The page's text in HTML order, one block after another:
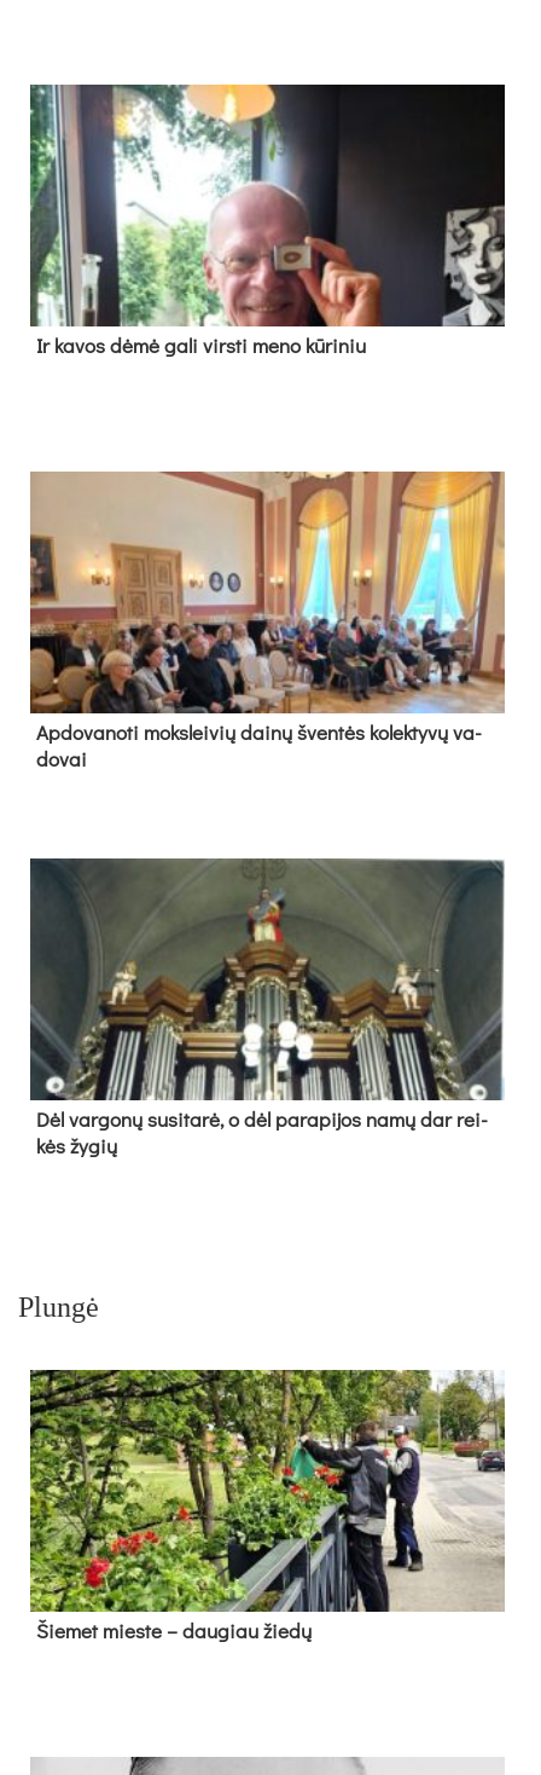
Ir ka­vos dė­mė ga­li virs­ti me­no kū­ri­niu
Ap­do­va­no­ti moks­lei­vių dai­nų šven­tės ko­lek­ty­vų va­
do­vai
Dėl var­go­nų su­si­ta­rė, o dėl pa­ra­pi­jos na­mų dar rei­
kės žy­gių
Plungė
Šie­met mies­te – dau­giau žie­dų